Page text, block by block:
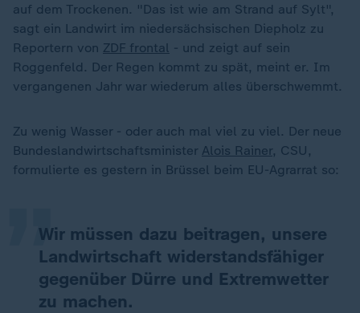
auf dem Trockenen. "Das ist wie am Strand auf Sylt",
sagt ein Landwirt im niedersächsischen Diepholz zu
Reportern von ZDF frontal - und zeigt auf sein
Roggenfeld. Der Regen kommt zu spät, meint er. Im
vergangenen Jahr war wiederum alles überschwemmt.
Zu wenig Wasser - oder auch mal viel zu viel. Der neue
Bundeslandwirtschaftsminister Alois Rainer, CSU,
formulierte es gestern in Brüssel beim EU-Agrarrat so:
Wir müssen dazu beitragen, unsere
Landwirtschaft widerstandsfähiger
gegenüber Dürre und Extremwetter
zu machen.
„